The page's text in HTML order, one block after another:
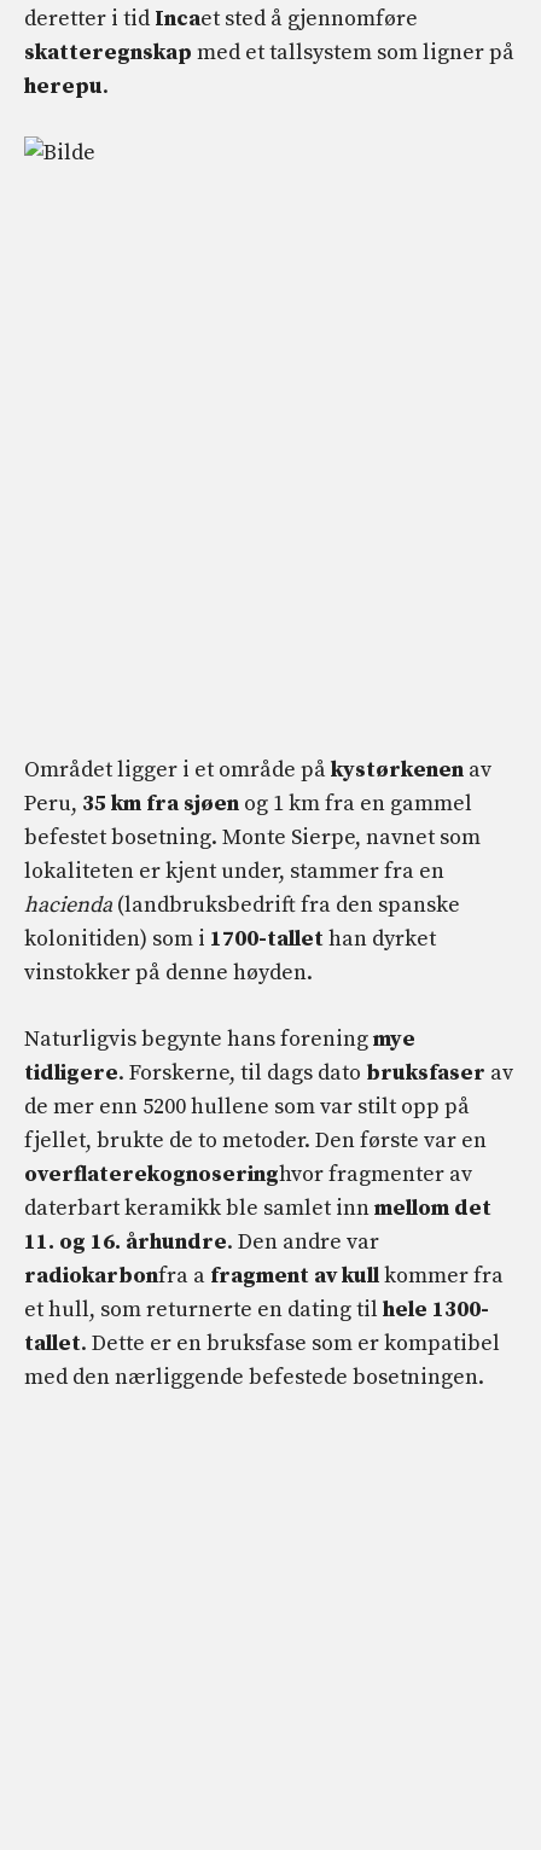
deretter i tid Incaet sted å gjennomføre
skatteregnskap med et tallsystem som ligner på
herepu.
Området ligger i et område påkystørkenen av
Peru, 35 km fra sjøen og 1 km fra en gammel
befestet bosetning. Monte Sierpe, navnet som
lokaliteten er kjent under, stammer fra en
hacienda (landbruksbedrift fra den spanske
kolonitiden) som i 1700-tallethan dyrket
vinstokker på denne høyden.
Naturligvis begynte hans foreningmye
tidligere. Forskerne, til dags dato bruksfaser av
de mer enn 5200 hullene som var stilt opp på
fjellet, brukte de to metoder. Den første var en
overflaterekognoseringhvor fragmenter av
daterbart keramikk ble samlet innmellom det
11. og 16. århundre. Den andre var
radiokarbonfra a fragment av kullkommer fra
et hull, som returnerte en dating til hele 1300-
tallet. Dette er en bruksfase som er kompatibel
med den nærliggende befestede bosetningen.